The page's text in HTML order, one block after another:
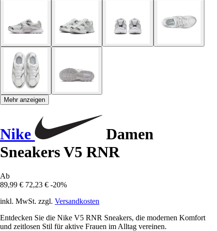
Mehr anzeigen
Nike
Damen
Sneakers V5 RNR
Ab
89,99 € 72,23 € -20%
inkl. MwSt. zzgl. Versandkosten
Entdecken Sie die Nike V5 RNR Sneakers, die modernen Komfort
und zeitlosen Stil für aktive Frauen im Alltag vereinen.